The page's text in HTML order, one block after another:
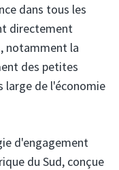
dans tous les
directement
notamment la
des petites
large de l'économie
d'engagement
du Sud, conçue